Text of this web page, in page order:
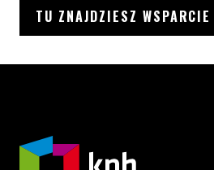
TU ZNAJDZIESZ WSPARCIE